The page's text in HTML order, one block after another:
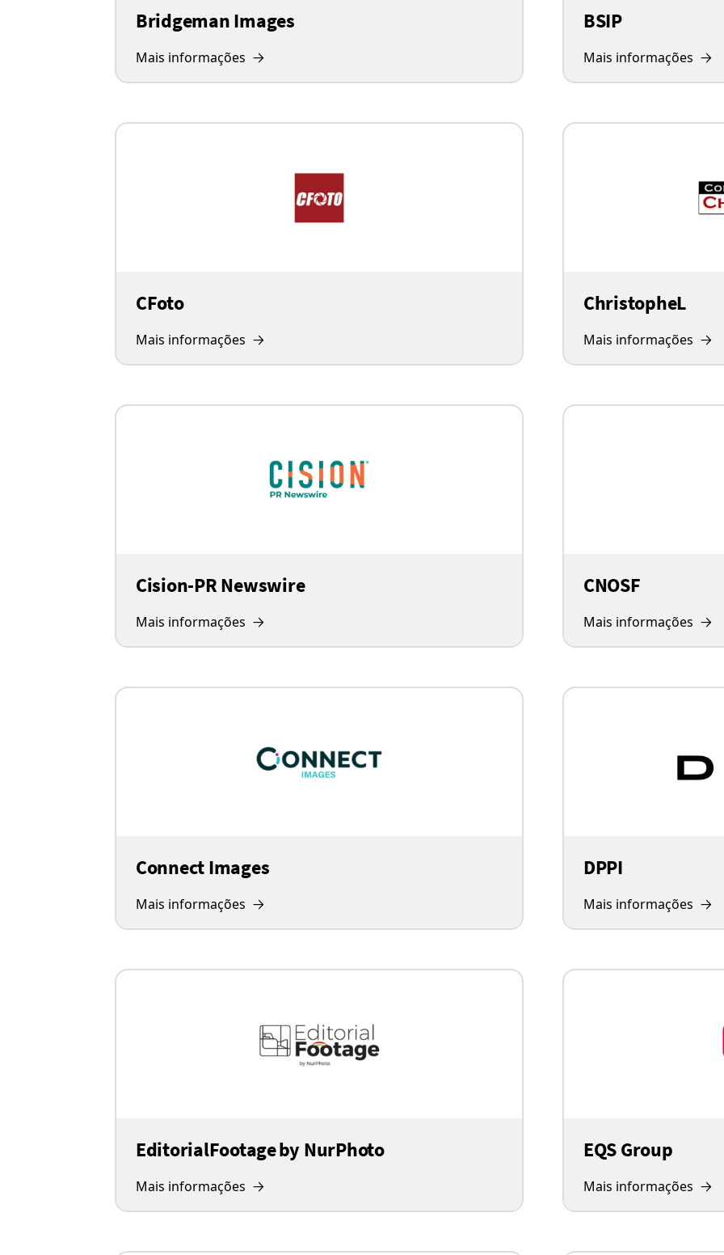
Bridgeman Images
Mais informações
BSIP
Mais informações
CFoto
Mais informações
ChristopheL
Mais informações
Cision-PR Newswire
Mais informações
CNOSF
Mais informações
Connect Images
Mais informações
DPPI
Mais informações
EditorialFootage by NurPhoto
Mais informações
EQS Group
Mais informações